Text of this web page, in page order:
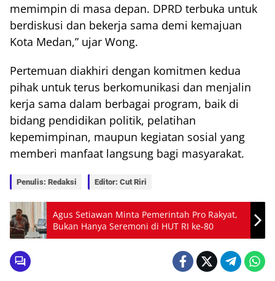
memimpin di masa depan. DPRD terbuka untuk
berdiskusi dan bekerja sama demi kemajuan
Kota Medan,” ujar Wong.
Pertemuan diakhiri dengan komitmen kedua
pihak untuk terus berkomunikasi dan menjalin
kerja sama dalam berbagai program, baik di
bidang pendidikan politik, pelatihan
kepemimpinan, maupun kegiatan sosial yang
memberi manfaat langsung bagi masyarakat.
Penulis: Redaksi Editor: Cut Riri
Agus Setiawan Minta Pemerintah Pro Rakyat,
Bukan Hanya Seremoni di HUT RI ke‑80